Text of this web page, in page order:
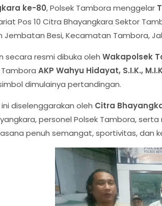
ke-80, Polsek Tambora menggelar
Pos 10 Citra Bhayangkara Sektor
Jembatan Besi, Kecamatan Tambora,
secara resmi dibuka oleh Wakapolsek
AKP Wahyu Hidayat, S.I.K.,
dimulainya pertandingan.
diselenggarakan oleh Citra
personel Polsek Tambora,
penuh semangat, sportivitas, dan